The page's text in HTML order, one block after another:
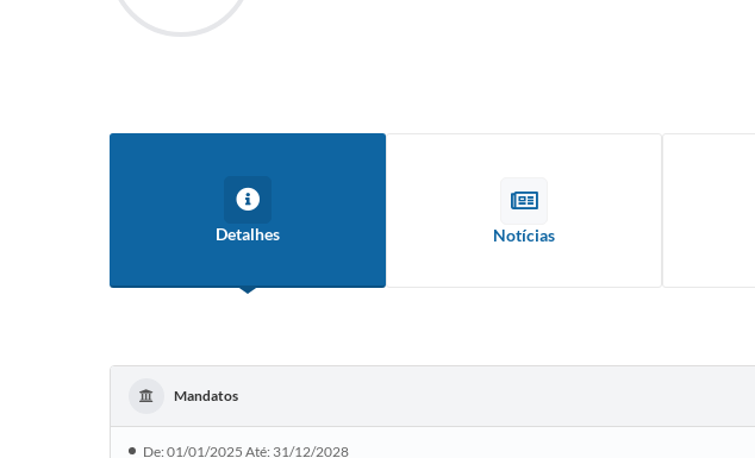
Detalhes Notícias
Mandatos
De: 01/01/2025 Até: 31/12/2028